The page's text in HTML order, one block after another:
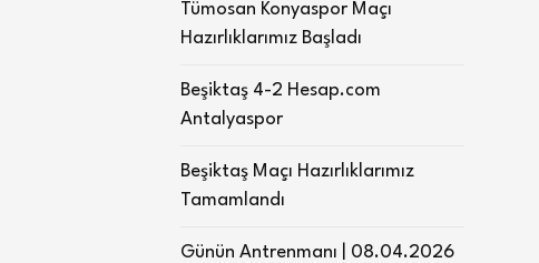
Tümosan Konyaspor Maçı
Hazırlıklarımız Başladı
Beşiktaş 4-2 Hesap.com
Antalyaspor
Beşiktaş Maçı Hazırlıklarımız
Tamamlandı
Günün Antrenmanı | 08.04.2026